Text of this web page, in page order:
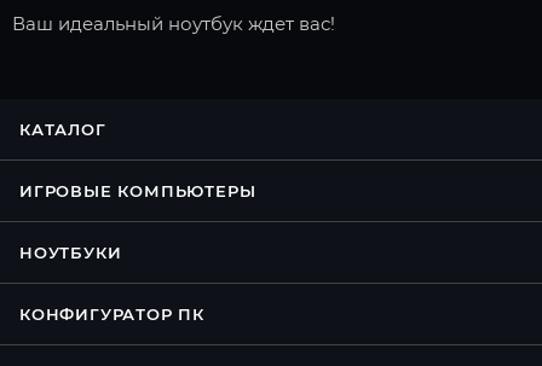
Ваш идеальный ноутбук ждет вас!
КАТАЛОГ
ИГРОВЫЕ КОМПЬЮТЕРЫ
НОУТБУКИ
КОНФИГУРАТОР ПК